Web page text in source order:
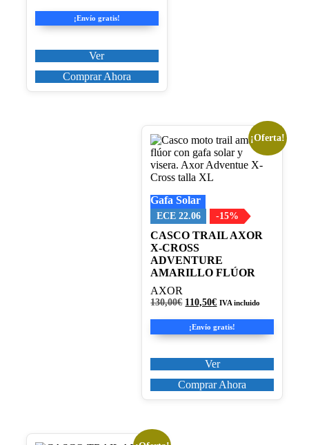
original
era:
actual
es:
¡Envío gratis!
Ver
producto
Comprar Ahora
¡Oferta!
Gafa Solar
ECE 22.06 -15%
CASCO TRAIL AXOR
X-CROSS
ADVENTURE
AMARILLO FLÚOR
AXOR
130,00€ El
original
era:
110,50€El
actual
es:
IVA incluido
¡Envío gratis!
Ver
Este
producto
tiene
múltiples
Las
opciones
se
pueden
elegir
en
la
página
de
Comprar Ahora